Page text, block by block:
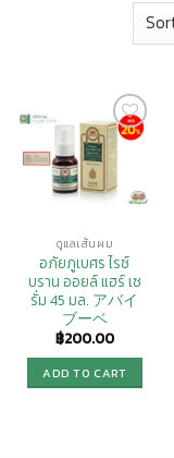
Add to
Wishlist
ดูแลเส้นผม
อภัยภูเบศร ไรซ์
บราน ออยล์ แฮร์ เซ
รั่ม 45 มล. アバイ
ブーベ
฿200.00
ADD TO CART